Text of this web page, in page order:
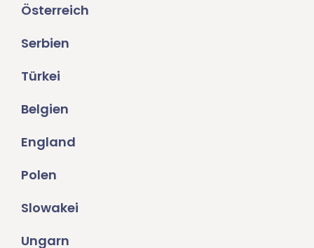
Österreich
Serbien
Türkei
Belgien
England
Polen
Slowakei
Ungarn